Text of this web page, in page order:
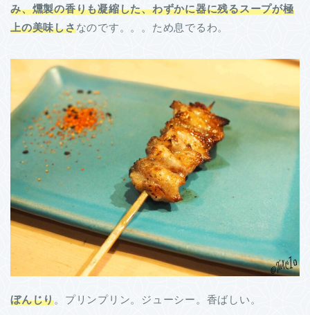
み、燻製の香りも凝縮した、わずかに器に残るスープが極
上の美味しさなのです。。。ため息でるわ。
ぼんじり。プリンプリン。ジューシー。香ばしい。